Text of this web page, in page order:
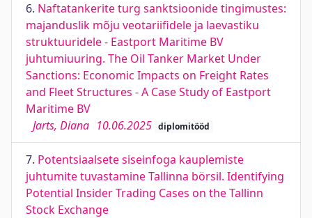
6. Naftatankerite turg sanktsioonide tingimustes:
majanduslik mõju veotariifidele ja laevastiku
struktuuridele - Eastport Maritime BV
juhtumiuuring. The Oil Tanker Market Under
Sanctions: Economic Impacts on Freight Rates
and Fleet Structures - A Case Study of Eastport
Maritime BV
Jarts, Diana 10.06.2025 diplomitööd
7. Potentsiaalsete siseinfoga kauplemiste
juhtumite tuvastamine Tallinna börsil. Identifying
Potential Insider Trading Cases on the Tallinn
Stock Exchange